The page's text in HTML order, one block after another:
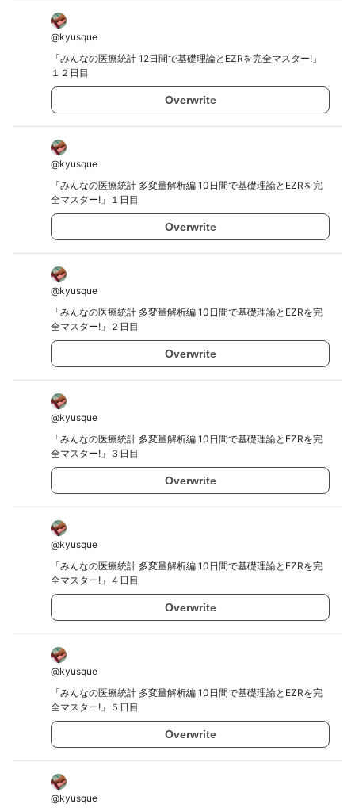
@kyusque
「みんなの医療統計 12日間で基礎理論とEZRを完全マスター!」
１２日目
Overwrite
@kyusque
「みんなの医療統計 多変量解析編 10日間で基礎理論とEZRを完
全マスター!」１日目
Overwrite
@kyusque
「みんなの医療統計 多変量解析編 10日間で基礎理論とEZRを完
全マスター!」２日目
Overwrite
@kyusque
「みんなの医療統計 多変量解析編 10日間で基礎理論とEZRを完
全マスター!」３日目
Overwrite
@kyusque
「みんなの医療統計 多変量解析編 10日間で基礎理論とEZRを完
全マスター!」４日目
Overwrite
@kyusque
「みんなの医療統計 多変量解析編 10日間で基礎理論とEZRを完
全マスター!」５日目
Overwrite
@kyusque